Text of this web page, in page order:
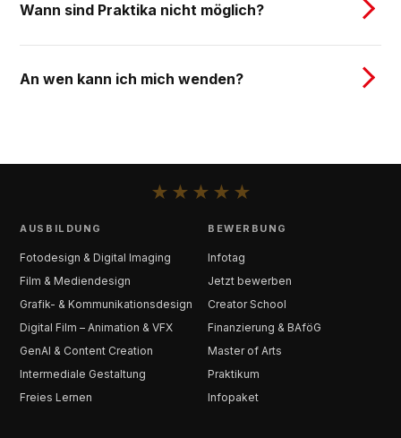
Wann sind Praktika nicht möglich?
An wen kann ich mich wenden?
★ ★ ★ ★ ★
AUSBILDUNG
Fotodesign & Digital Imaging
Film & Mediendesign
Grafik- & Kommunikationsdesign
Digital Film – Animation & VFX
GenAI & Content Creation
Intermediale Gestaltung
Freies Lernen
BEWERBUNG
Infotag
Jetzt bewerben
Creator School
Finanzierung & BAföG
Master of Arts
Praktikum
Infopaket